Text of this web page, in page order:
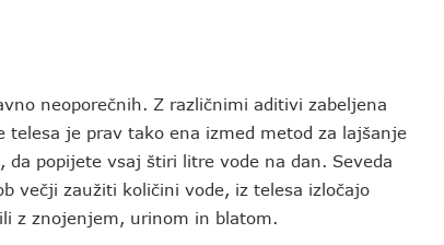
neoporečnih. Z različnimi aditivi zabeljena
je prav tako ena izmed metod za lajšanje
popijete vsaj štiri litre vode na dan. Seveda
večji zaužiti količini vode, iz telesa izločajo
z znojenjem, urinom in blatom.